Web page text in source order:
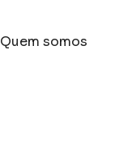
Quem somos